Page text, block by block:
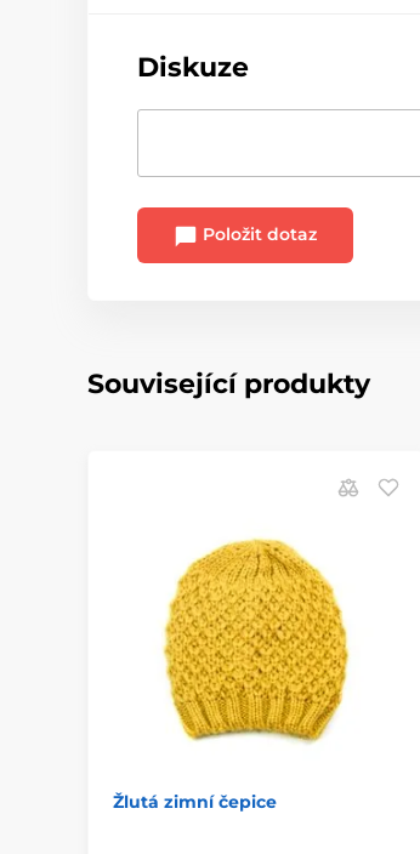
Diskuze
Položit dotaz
Související produkty
Žlutá zimní čepice